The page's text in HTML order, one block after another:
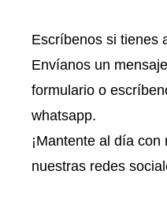
Escríbenos si tienes
Envíanos un
formulario o
whatsapp.
¡Mantente al día
nuestras redes